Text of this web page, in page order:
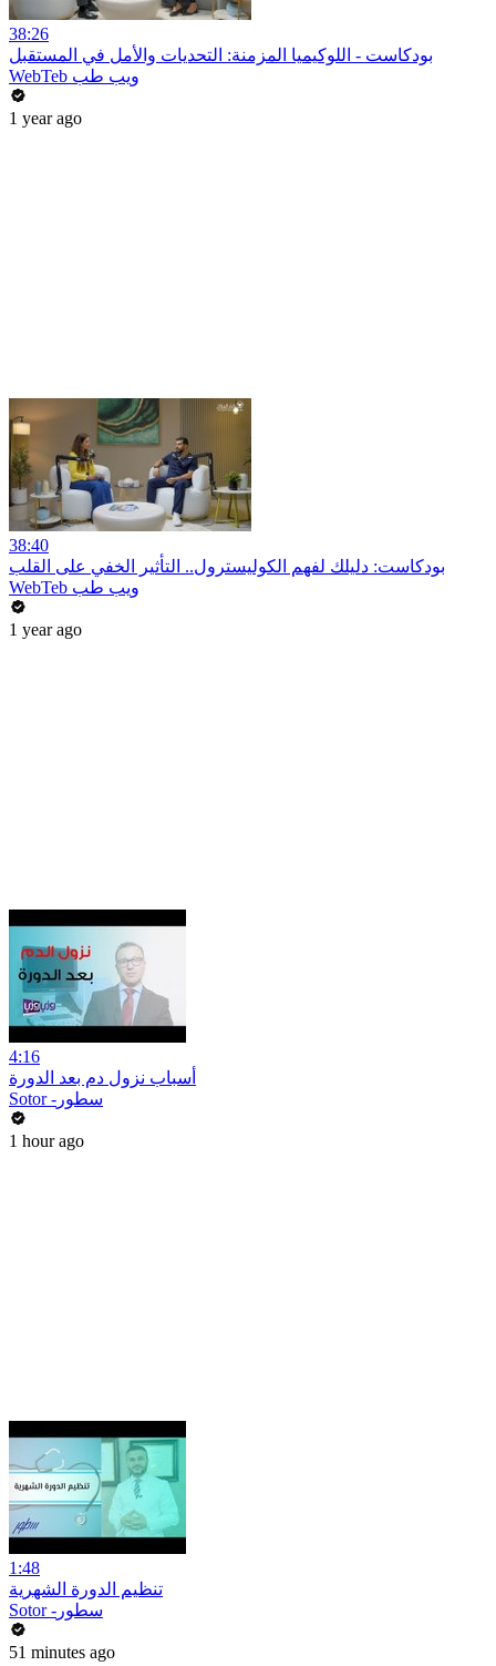
38:26
بودكاست - اللوكيميا المزمنة: التحديات والأمل في المستقبل
WebTeb ويب طب
1 year ago
38:40
بودكاست: دليلك لفهم الكوليسترول.. التأثير الخفي على القلب
WebTeb ويب طب
1 year ago
4:16
أسباب نزول دم بعد الدورة
Sotor -سطور
1 hour ago
1:48
تنظيم الدورة الشهرية
Sotor -سطور
51 minutes ago